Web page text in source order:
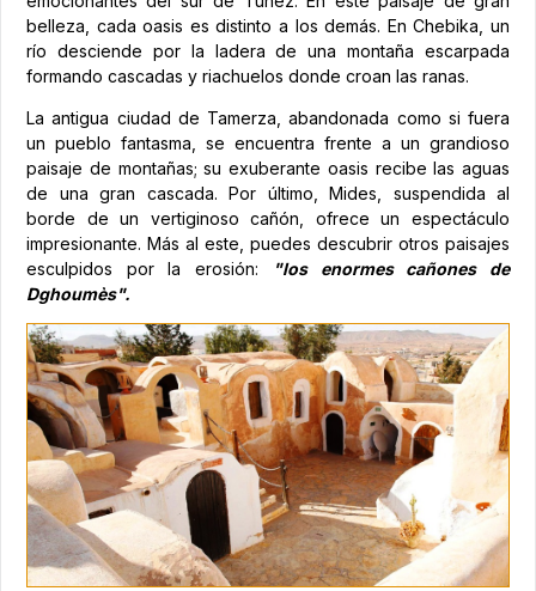
belleza, cada oasis es distinto a los demás. En Chebika, un
río desciende por la ladera de una montaña escarpada
formando cascadas y riachuelos donde croan las ranas.
La antigua ciudad de Tamerza, abandonada como si fuera
un pueblo fantasma, se encuentra frente a un grandioso
paisaje de montañas; su exuberante oasis recibe las aguas
de una gran cascada. Por último, Mides, suspendida al
borde de un vertiginoso cañón, ofrece un espectáculo
impresionante. Más al este, puedes descubrir otros paisajes
esculpidos por la erosión:
"los enormes cañones de
Dghoumès".